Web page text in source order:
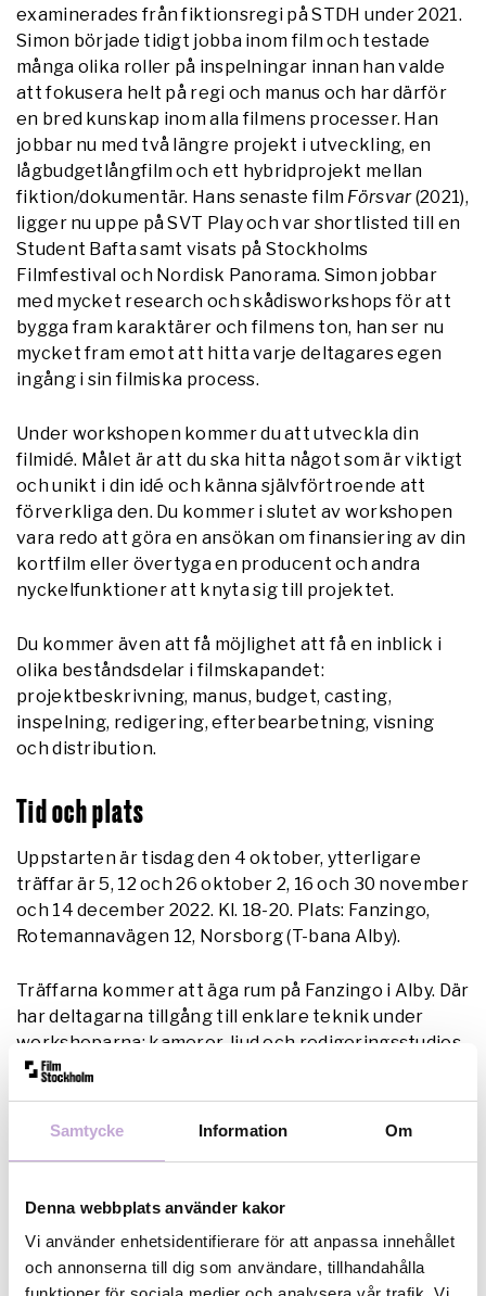
Samtycke Information Om
Denna webbplats använder kakor
Vi använder enhetsidentifierare för att anpassa innehållet
och annonserna till dig som användare, tillhandahålla
examinerades från fiktionsregi på STDH under 2021.
Simon började tidigt jobba inom film och testade
många olika roller på inspelningar innan han valde
att fokusera helt på regi och manus och har därför
en bred kunskap inom alla filmens processer. Han
jobbar nu med två längre projekt i utveckling, en
lågbudgetlångfilm och ett hybridprojekt mellan
fiktion/dokumentär. Hans senaste film Försvar(2021),
ligger nu uppe på SVT Play och var shortlisted till en
Student Bafta samt visats på Stockholms
Filmfestival och Nordisk Panorama. Simon jobbar
med mycket research och skådisworkshops för att
bygga fram karaktärer och filmens ton, han ser nu
mycket fram emot att hitta varje deltagares egen
ingång i sin filmiska process.
Under workshopen kommer du att utveckla din
filmidé. Målet är att du ska hitta något som är viktigt
och unikt i din idé och känna självförtroende att
förverkliga den. Du kommer i slutet av workshopen
vara redo att göra en ansökan om finansiering av din
kortfilm eller övertyga en producent och andra
nyckelfunktioner att knyta sig till projektet.
Du kommer även att få möjlighet att få en inblick i
olika beståndsdelar i filmskapandet:
projektbeskrivning, manus, budget, casting,
inspelning, redigering, efterbearbetning, visning
och distribution.
Tid och plats
Uppstarten är tisdag den 4 oktober, ytterligare
träffar är 5, 12 och 26 oktober 2, 16 och 30 november
och 14 december 2022. Kl. 18-20. Plats: Fanzingo,
Rotemannavägen 12, Norsborg (T-bana Alby).
Träffarna kommer att äga rum på Fanzingo i Alby. Där
har deltagarna tillgång till enklare teknik under
workshoparna: kameror, ljud och redigeringsstudios.
Du måste kunna delta vid alla tillfällen.
Deltagande i workshopen ger inget finansiellt stöd
Vem kan ansöka?
Du kanske har gjort en kortfilm eller flera, eller
musikvideo, och vill fortsätta utveckla ditt filmspråk